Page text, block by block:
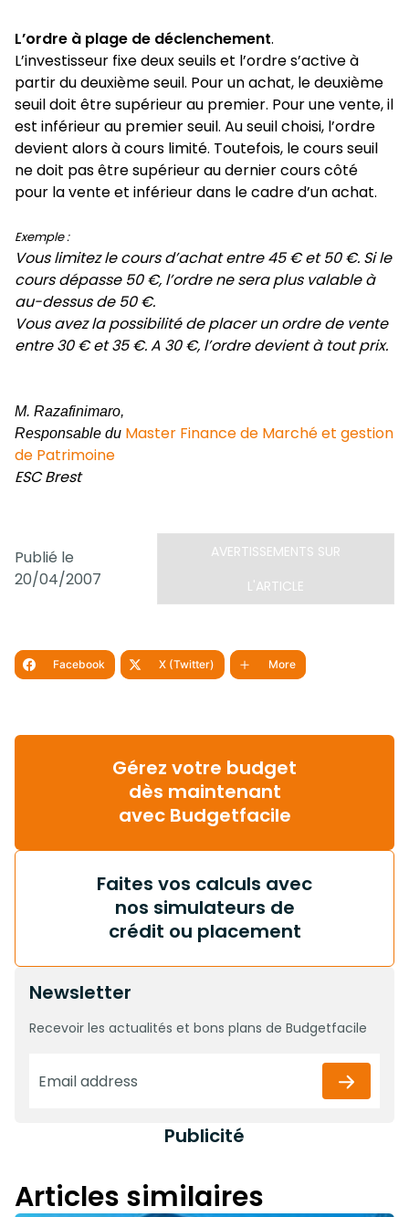
L’ordre à plage de déclenchement.
L’investisseur fixe deux seuils et l’ordre s’active à
partir du deuxième seuil. Pour un achat, le deuxième
seuil doit être supérieur au premier. Pour une vente, il
est inférieur au premier seuil. Au seuil choisi, l’ordre
devient alors à cours limité. Toutefois, le cours seuil
ne doit pas être supérieur au dernier cours côté
pour la vente et inférieur dans le cadre d’un achat.
Exemple :
Vous limitez le cours d’achat entre 45 € et 50 €. Si le
cours dépasse 50 €, l’ordre ne sera plus valable à
au-dessus de 50 €.
Vous avez la possibilité de placer un ordre de vente
entre 30 € et 35 €. A 30 €, l’ordre devient à tout prix.
M. Razafinimaro,
Responsable du Master Finance de Marché et gestion
de Patrimoine
ESC Brest
Publié le
20/04/2007
AVERTISSEMENTS SUR
L'ARTICLE
Facebook X (Twitter) More
Gérez votre budget
dès maintenant
avec Budgetfacile
Faites vos calculs avec
nos simulateurs de
crédit ou placement
Newsletter
Recevoir les actualités et bons plans de Budgetfacile
Publicité
Articles similaires